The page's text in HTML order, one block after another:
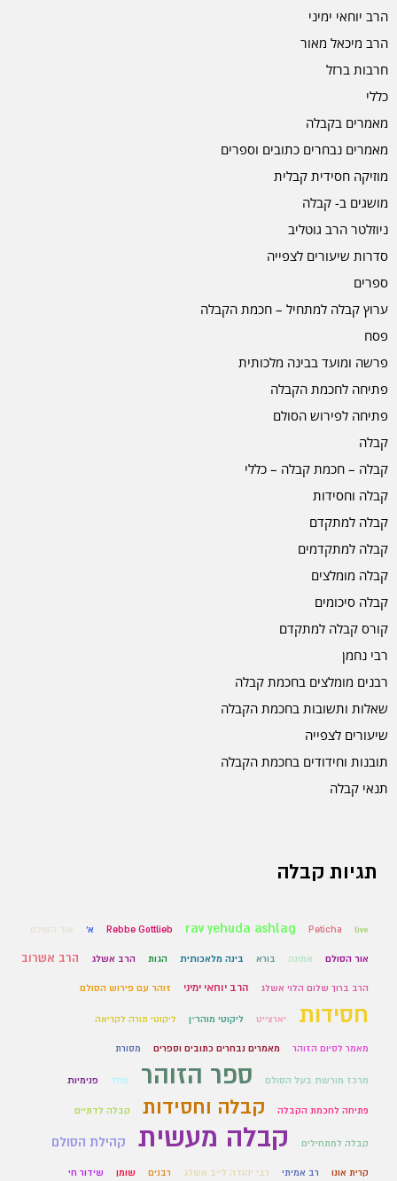
הרב יוחאי ימיני
הרב מיכאל מאור
חרבות ברזל
כללי
מאמרים בקבלה
מאמרים נבחרים כתובים וספרים
מוזיקה חסידית קבלית
מושגים ב- קבלה
ניוזלטר הרב גוטליב
סדרות שיעורים לצפייה
ספרים
ערוץ קבלה למתחיל – חכמת הקבלה
פסח
פרשה ומועד בבינה מלכותית
פתיחה לחכמת הקבלה
פתיחה לפירוש הסולם
קבלה
קבלה – חכמת קבלה – כללי
קבלה וחסידות
קבלה למתקדם
קבלה למתקדמים
קבלה מומלצים
קבלה סיכומים
קורס קבלה למתקדם
רבי נחמן
רבנים מומלצים בחכמת קבלה
שאלות ותשובות בחכמת הקבלה
שיעורים לצפייה
תובנות וחידודים בחכמת הקבלה
תנאי קבלה
תגיות קבלה
live
Peticha
rav yehuda ashlag
Rebbe Gottlieb א' אור הסולם
אור הסולם אמונה בורא בינה מלאכותית הגות הרב אשלג הרב אשרוב
הרב ברוך שלום הלוי אשלג הרב יוחאי ימיני זוהר עם פירוש הסולם
חסידות יארצייט ליקוטי מוהר״ן ליקוטי תורה לקריאה
מאמר לסיום הזוהר מאמרים נבחרים כתובים וספרים מסורת
מרכז מורשת בעל הסולם ספר הזוהר פחד פנימיות
פתיחה לחכמת הקבלה קבלה וחסידות קבלה לדתיים
קבלה למתחילים קבלה מעשית קהילת הסולם
קרית אונו רב אמיתי רבי יהודה לייב אשלג רבנים שומן שידור חי